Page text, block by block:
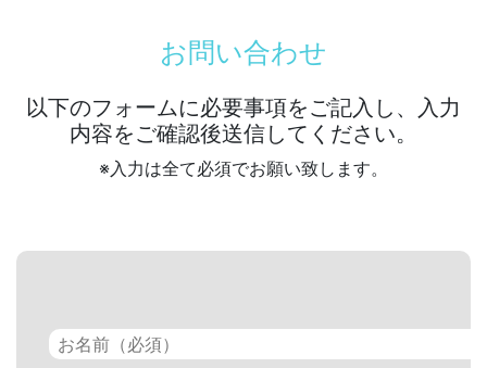
お問い合わせ
以下のフォームに必要事項をご記入し、入力
内容をご確認後送信してください。
※入力は全て必須でお願い致します。